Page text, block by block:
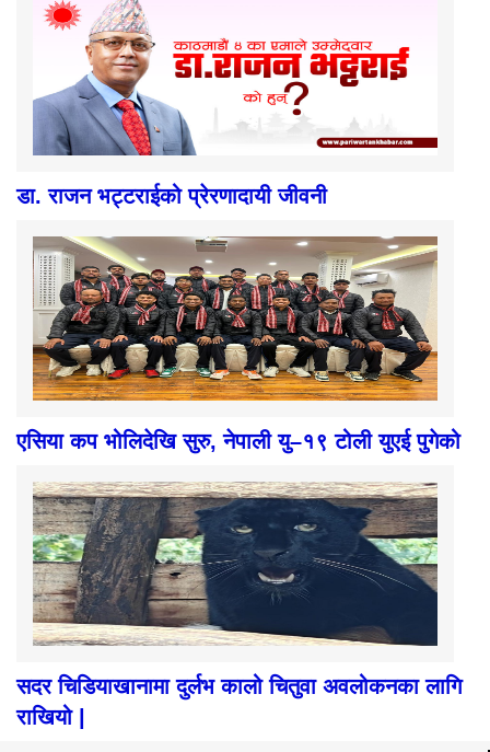
डा. राजन भट्टराईको प्रेरणादायी जीवनी
एसिया कप भोलिदेखि सुरु, नेपाली यु–१९ टोली युएई पुगेको
सदर चिडियाखानामा दुर्लभ कालो चितुवा अवलोकनका लागि
राखियो |